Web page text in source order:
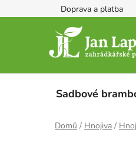
na
Doprava a platba
Sadbové
Domů / Hnojiva /